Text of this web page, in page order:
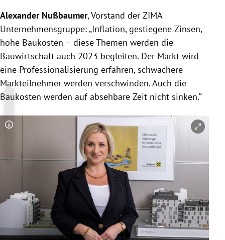
Alexander Nußbaumer, Vorstand der ZIMA
Unternehmensgruppe: „Inflation, gestiegene Zinsen,
hohe Baukosten – diese Themen werden die
Bauwirtschaft auch 2023 begleiten. Der Markt wird
eine Professionalisierung erfahren, schwächere
Markteilnehmer werden verschwinden. Auch die
Baukosten werden auf absehbare Zeit nicht sinken.“
Copyright-Hinweis öffnen/schließen